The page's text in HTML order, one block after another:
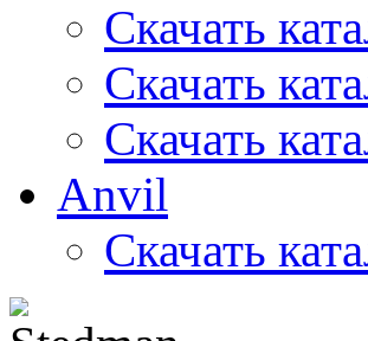
Скачать
Скачать
Скачать
Anvil
Скачать